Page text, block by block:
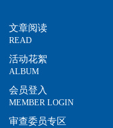
文章阅读
READ
活动花絮
ALBUM
会员登入
MEMBER LOGIN
审查委员专区